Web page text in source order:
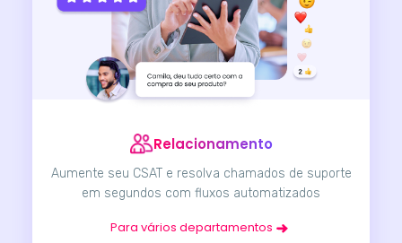
Relacionamento
Aumente seu CSAT e resolva chamados de suporte
em segundos com fluxos automatizados
Para vários departamentos